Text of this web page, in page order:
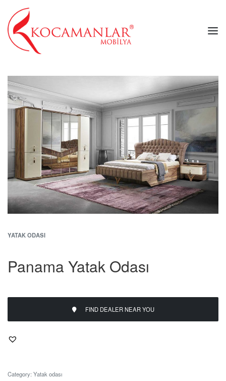
YATAK ODASI
Panama Yatak Odası
FIND DEALER NEAR YOU
Category: Yatak odası